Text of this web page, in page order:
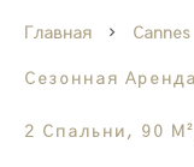
Главная Cannes
Сезонная
2 Спальни, 90